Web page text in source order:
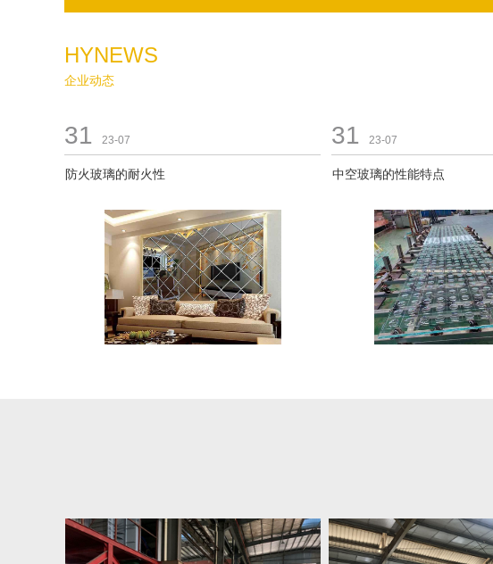
HYNEWS
企业动态
31 23-07
防火玻璃的耐火性
31 23-07
中空玻璃的性能特点